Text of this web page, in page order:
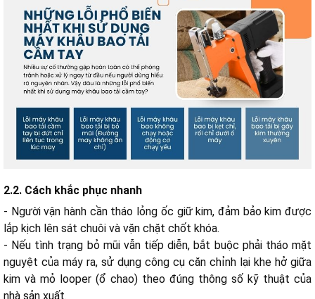
2.2. Cách khắc phục nhanh
- Người vận hành cần tháo lỏng ốc giữ kim, đảm bảo kim được
lắp kịch lên sát chuôi và vặn chặt chốt khóa.
- Nếu tình trạng bỏ mũi vẫn tiếp diễn, bắt buộc phải tháo mặt
nguyệt của máy ra, sử dụng công cụ căn chỉnh lại khe hở giữa
kim và mỏ looper (ổ chao) theo đúng thông số kỹ thuật của
nhà sản xuất.